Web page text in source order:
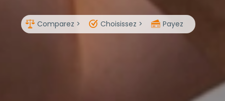
Comparez > Choisissez > Payez